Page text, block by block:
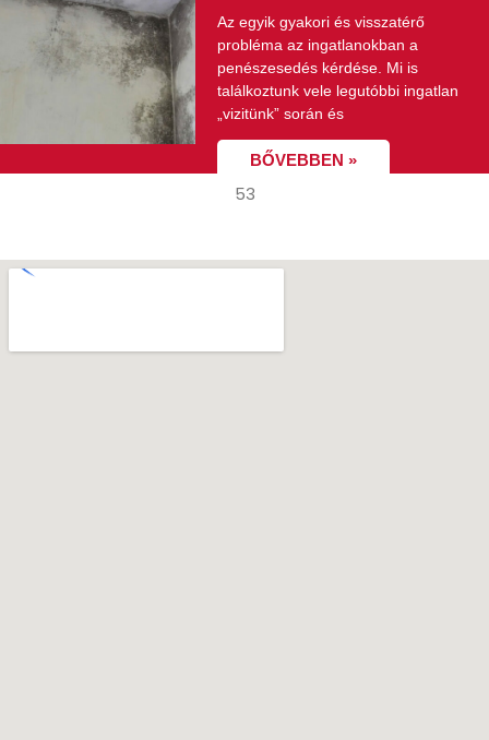
Az egyik gyakori és visszatérő
probléma az ingatlanokban a
penészesedés kérdése. Mi is
találkoztunk vele legutóbbi ingatlan
„vizitünk” során és
BŐVEBBEN »
53